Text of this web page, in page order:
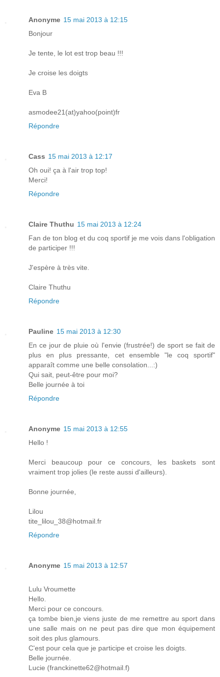
Anonyme 15 mai 2013 à 12:15
Bonjour
Je tente, le lot est trop beau !!!
Je croise les doigts
Eva B
asmodee21(at)yahoo(point)fr
Répondre
Cass 15 mai 2013 à 12:17
Oh oui! ça à l'air trop top!
Merci!
Répondre
Claire Thuthu 15 mai 2013 à 12:24
Fan de ton blog et du coq sportif je me vois dans l'obligation
de participer !!!
J'espère à très vite.
Claire Thuthu
Répondre
Pauline 15 mai 2013 à 12:30
En ce jour de pluie où l'envie (frustrée!) de sport se fait de
plus en plus pressante, cet ensemble "le coq sportif"
apparaît comme une belle consolation...:)
Qui sait, peut-être pour moi?
Belle journée à toi
Répondre
Anonyme 15 mai 2013 à 12:55
Hello !
Merci beaucoup pour ce concours, les baskets sont
vraiment trop jolies (le reste aussi d'ailleurs).
Bonne journée,
Lilou
tite_lilou_38@hotmail.fr
Répondre
Anonyme 15 mai 2013 à 12:57
Lulu Vroumette
Hello.
Merci pour ce concours.
ça tombe bien,je viens juste de me remettre au sport dans
une salle mais on ne peut pas dire que mon équipement
soit des plus glamours.
C'est pour cela que je participe et croise les doigts.
Belle journée.
Lucie (franckinette62@hotmail.f)